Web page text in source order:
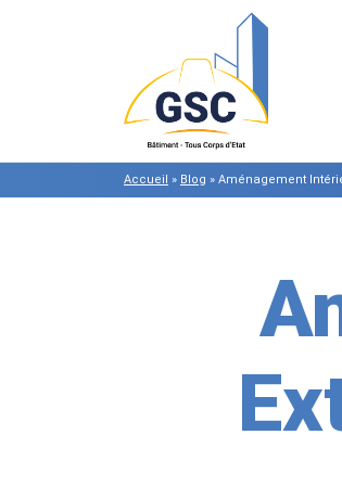
Accueil » Blog » Aménagement